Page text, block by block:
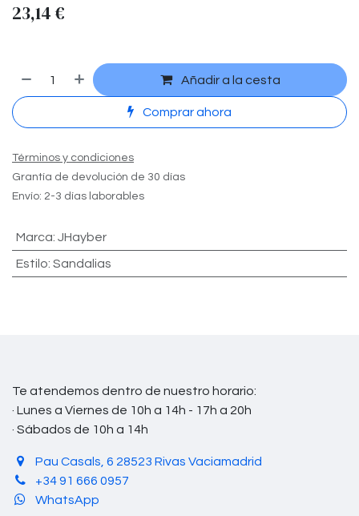
23,14 €
Añadir a la cesta
Comprar ahora
Términos y condiciones
Grantía de devolución de 30 días
Envío: 2-3 días laborables
Marca: JHayber
Estilo: Sandalias
Te atendemos dentro de nuestro horario:
· Lunes a Viernes de 10h a 14h - 17h a 20h
· Sábados de 10h a 14h
Pau Casals, 6 28523 Rivas Vaciamadrid
+34 91 666 0957
WhatsApp